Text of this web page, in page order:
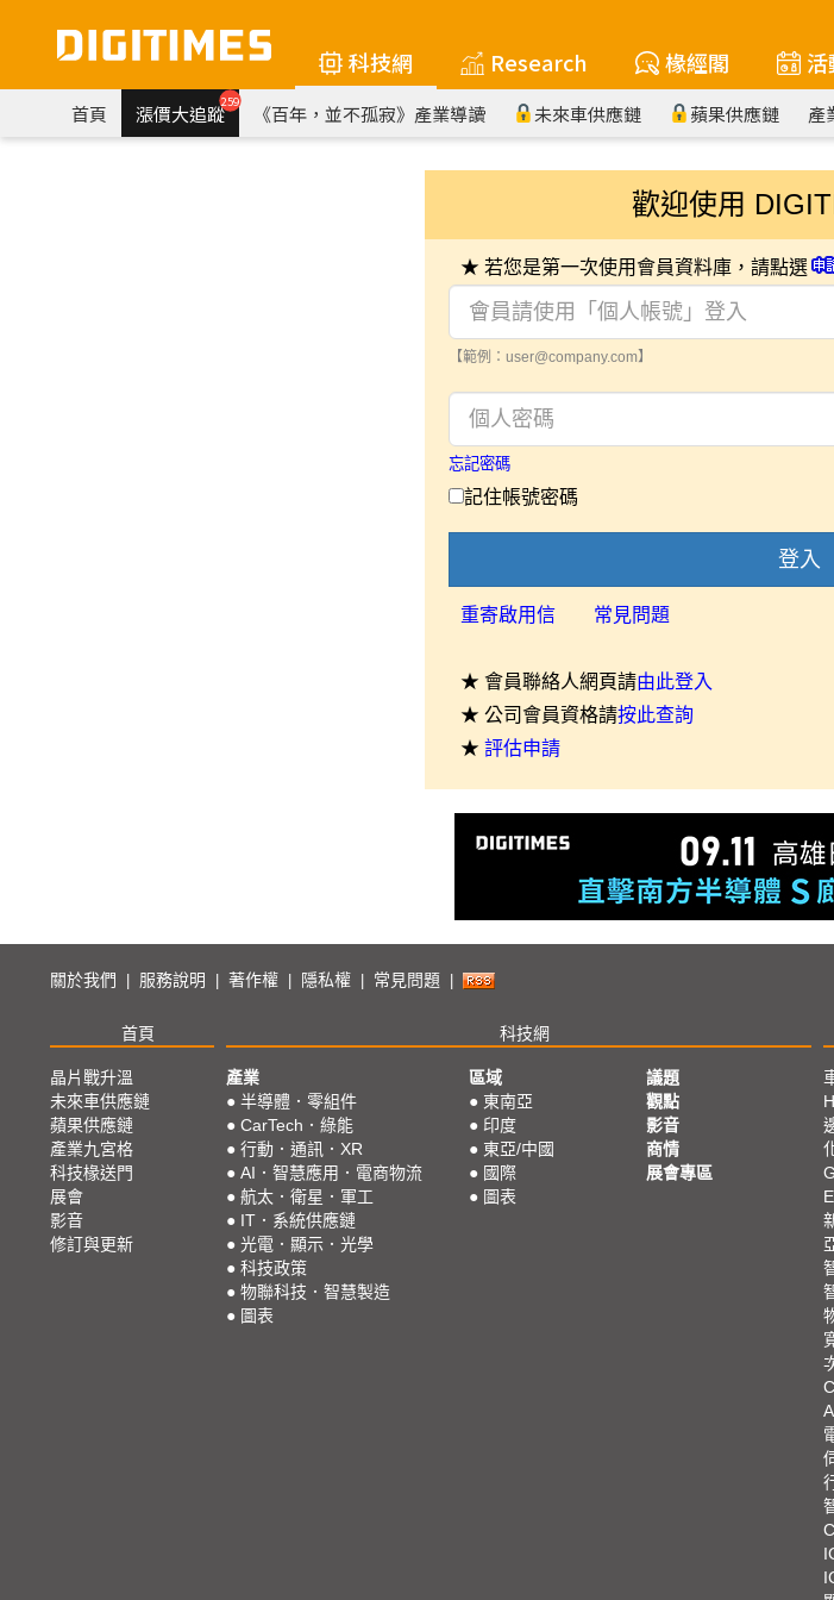
科技網 Research 椽經閣 活
首頁 漲價大追蹤259 《百年，並不孤寂》產業導讀 未來車供應鏈 蘋果供應鏈 產
歡迎使用
★ 若您是第一次使用會員資料庫，請點選
【範例：user@company.com】
忘記密碼
記住帳號密碼
登入
重寄啟用信 常見問題
★ 會員聯絡人網頁請由此登入
★ 公司會員資格請按此查詢
★ 評估申請
關於我們 服務說明 著作權 隱私權 常見問題
首頁 科技網
晶片戰升溫
未來車供應鏈
蘋果供應鏈
產業九宮格
科技椽送門
展會
影音
修訂與更新
產業
● 半導體．零組件
● CarTech．綠能
● 行動．通訊．XR
● AI．智慧應用．電商物流
● 航太．衛星．軍工
● IT．系統供應鏈
● 光電．顯示．光學
● 科技政策
● 物聯科技．智慧製造
● 圖表
區域
● 東南亞
● 印度
● 東亞/中國
● 國際
● 圖表
議題
觀點
影音
商情
展會專區